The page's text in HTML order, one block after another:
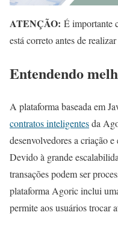
ATENÇÃO: É importante
está correto antes de
Entendendo
A plataforma baseada em
contratos inteligentesda
desenvolvedores a criação
Devido à grande
transações podem ser
plataforma Agoric inclui
permite aos usuários trocar